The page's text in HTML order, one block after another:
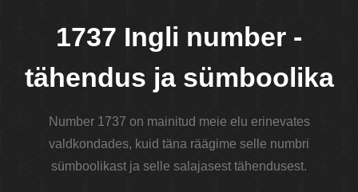
1737 Ingli number -
tähendus ja sümboolika
Number 1737 on mainitud meie elu erinevates
valdkondades, kuid täna räägime selle numbri
sümboolikast ja selle salajasest tähendusest.